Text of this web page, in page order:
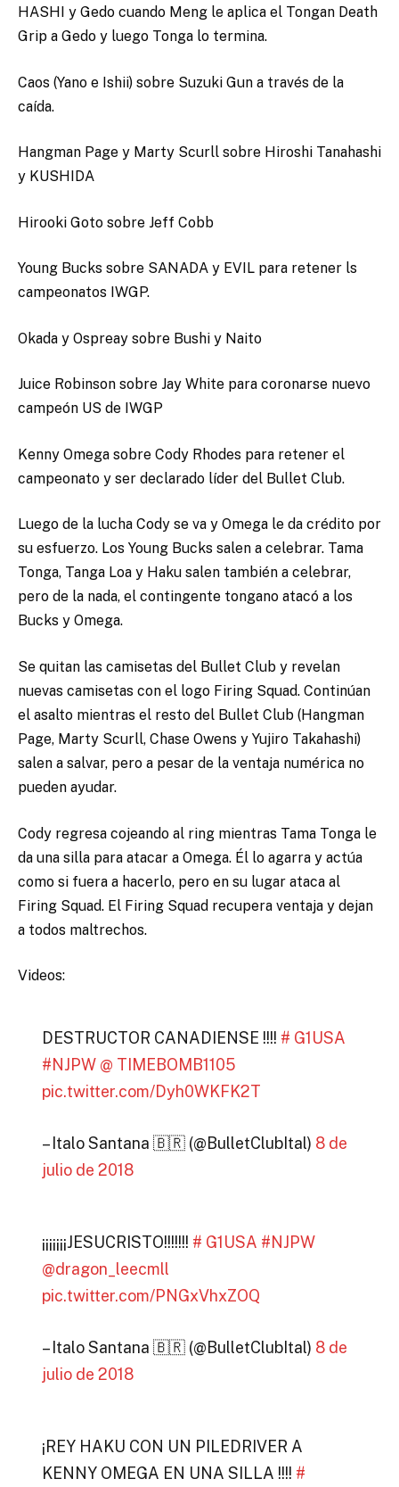
HASHI y Gedo cuando Meng le aplica el Tongan Death
Grip a Gedo y luego Tonga lo termina.
Caos (Yano e Ishii) sobre Suzuki Gun a través de la
caída.
Hangman Page y Marty Scurll sobre Hiroshi Tanahashi
y KUSHIDA
Hirooki Goto sobre Jeff Cobb
Young Bucks sobre SANADA y EVIL para retener ls
campeonatos IWGP.
Okada y Ospreay sobre Bushi y Naito
Juice Robinson sobre Jay White para coronarse nuevo
campeón US de IWGP
Kenny Omega sobre Cody Rhodes para retener el
campeonato y ser declarado líder del Bullet Club.
Luego de la lucha Cody se va y Omega le da crédito por
su esfuerzo. Los Young Bucks salen a celebrar. Tama
Tonga, Tanga Loa y Haku salen también a celebrar,
pero de la nada, el contingente tongano atacó a los
Bucks y Omega.
Se quitan las camisetas del Bullet Club y revelan
nuevas camisetas con el logo Firing Squad. Continúan
el asalto mientras el resto del Bullet Club (Hangman
Page, Marty Scurll, Chase Owens y Yujiro Takahashi)
salen a salvar, pero a pesar de la ventaja numérica no
pueden ayudar.
Cody regresa cojeando al ring mientras Tama Tonga le
da una silla para atacar a Omega. Él lo agarra y actúa
como si fuera a hacerlo, pero en su lugar ataca al
Firing Squad. El Firing Squad recupera ventaja y dejan
a todos maltrechos.
Videos:
DESTRUCTOR CANADIENSE !!!! # G1USA
#NJPW @ TIMEBOMB1105
pic.twitter.com/Dyh0WKFK2T
– Italo Santana 🇧🇷 (@BulletClubItal) 8 de
julio de 2018
¡¡¡¡¡¡¡JESUCRISTO!!!!!!! # G1USA #NJPW
@dragon_leecmll
pic.twitter.com/PNGxVhxZOQ
– Italo Santana 🇧🇷 (@BulletClubItal) 8 de
julio de 2018
¡REY HAKU CON UN PILEDRIVER A
KENNY OMEGA EN UNA SILLA !!!! #